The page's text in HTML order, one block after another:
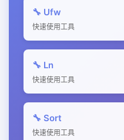
🔧 Ufw
快速使用工具
🔧 Ln
快速使用工具
🔧 Sort
快速使用工具